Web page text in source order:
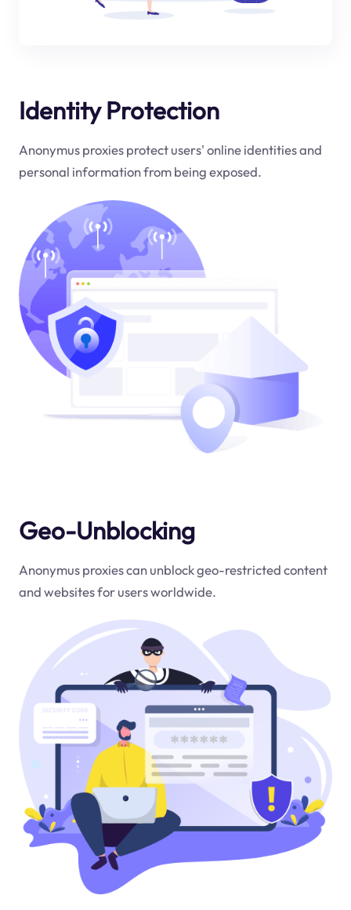
Identity Protection
Anonymus proxies protect users' online identities and
personal information from being exposed.
Geo-Unblocking
Anonymus proxies can unblock geo-restricted content
and websites for users worldwide.